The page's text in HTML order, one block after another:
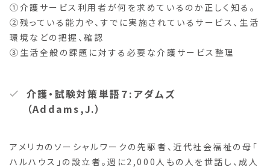
①介護サービス利用者が何を求めているのか正しく知る。
②残っている能力や、すでに実施されているサービス、生活
環境などの把握、確認
③生活全般の課題に対する必要な介護サービス整理
介護・試験対策単語７:アダムズ
（Addams,J.）
アメリカのソーシャルワークの先駆者、近代社会福祉の母「
ハルハウス」の設立者。週に2,000人もの人を世話し、成人